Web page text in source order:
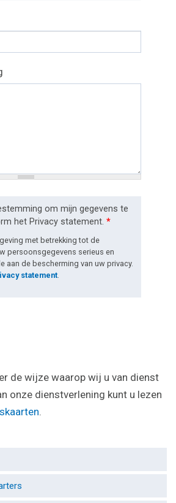
om mijn gegevens te
het Privacy statement. *
met betrekking tot de
persoonsgegevens serieus en
aan de bescherming van uw privacy.
statement
de wijze waarop wij u van dienst
onze dienstverlening kunt u lezen
.